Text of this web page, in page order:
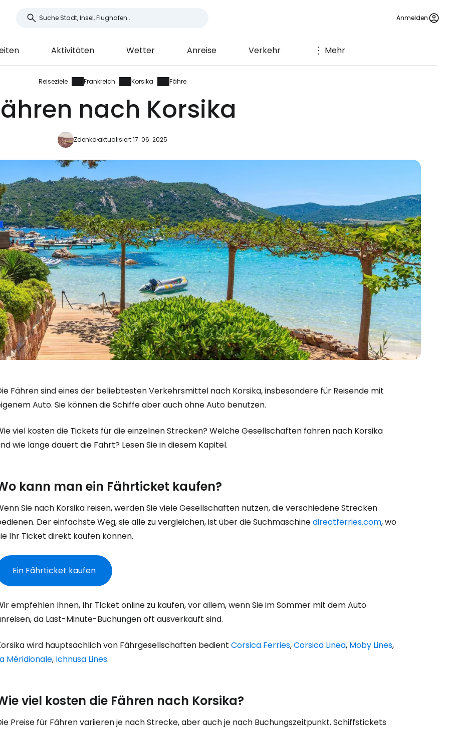
Anmelden
Aktivitäten Wetter Anreise Verkehr Mehr
Reiseziele Frankreich Korsika Fähre
nach Korsika
Zdenkaaktualisiert 17. 06. 2025
Fähren sind eines der beliebtesten Verkehrsmittel nach Korsika, insbesondere für Reisende mit
Auto. Sie können die Schiffe aber auch ohne Auto benutzen.
viel kosten die Tickets für die einzelnen Strecken? Welche Gesellschaften fahren nach Korsika
wie lange dauert die Fahrt? Lesen Sie in diesem Kapitel.
kann man ein Fährticket kaufen?
Sie nach Korsika reisen, werden Sie viele Gesellschaften nutzen, die verschiedene Strecken
Der einfachste Weg, sie alle zu vergleichen, ist über die Suchmaschinedirectferries.com, wo
Ihr Ticket direkt kaufen können.
Ein Fährticket kaufen
empfehlen Ihnen, Ihr Ticket online zu kaufen, vor allem, wenn Sie im Sommer mit dem Auto
da Last-Minute-Buchungen oft ausverkauft sind.
wird hauptsächlich von Fährgesellschaften bedient Corsica Ferries,Corsica Linea, Moby Lines,
Méridionale, Ichnusa Lines.
viel kosten die Fähren nach Korsika?
Preise für Fähren variieren je nach Strecke, aber auch je nach Buchungszeitpunkt. Schiffstickets